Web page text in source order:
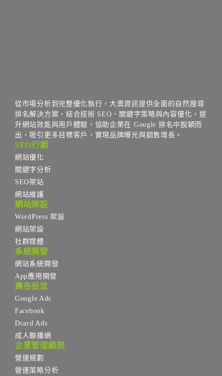
從市場分析到完整優化執行，大奧資訊提供全面的自然搜尋
排名解決方案，結合技術 SEO、關鍵字策略與內容優化，提
升網站效能與用戶體驗，協助企業在 Google 排名中脫穎而
出，吸引更多目標客戶，實現品牌曝光與銷售增長。
SEO行銷
網站優化
關鍵字分析
SEO架站
網站維護
網站架設
WordPress 架設
網站架設
社群媒體
系統開發
網站系統開發
App應用開發
廣告投放
Google Ads
Facebook
Dcard Ads
成人聯播網
企業管理顧問
營運規劃
營運策略分析